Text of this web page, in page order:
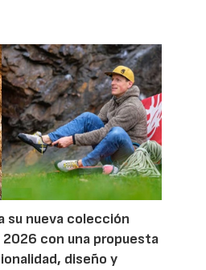
su nueva colección
con una propuesta
diseño y